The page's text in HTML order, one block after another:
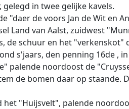
gelegd in twee gelijke kavels.
"daer de voors Jan de Wit
Land van Aalst, zuidwest
de schuur en het
s'jaars, den penning 16de
palende noordoost de
de bomen daar op
"Huijsvelt", palende